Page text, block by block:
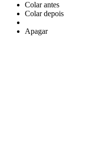
Colar antes
Colar depois
Apagar